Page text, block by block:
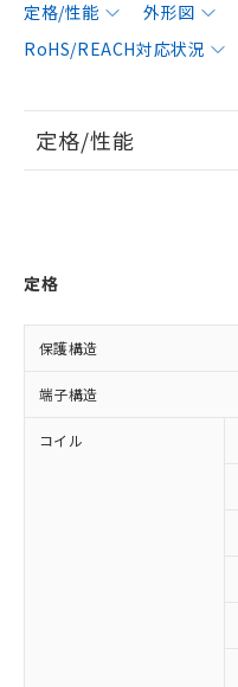
定格/性能 外形図
RoHS/REACH対応状況
定格/性能
定格
保護構造
端子構造
コイル